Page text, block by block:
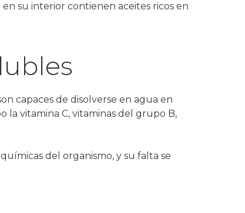
su interior contienen aceites ricos en
capaces de disolverse en agua en
la vitamina C, vitaminas del grupo B,
del organismo, y su falta se